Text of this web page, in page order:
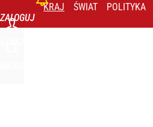
ZALOGUJ
KRAJ ŚWIAT POLITYKA